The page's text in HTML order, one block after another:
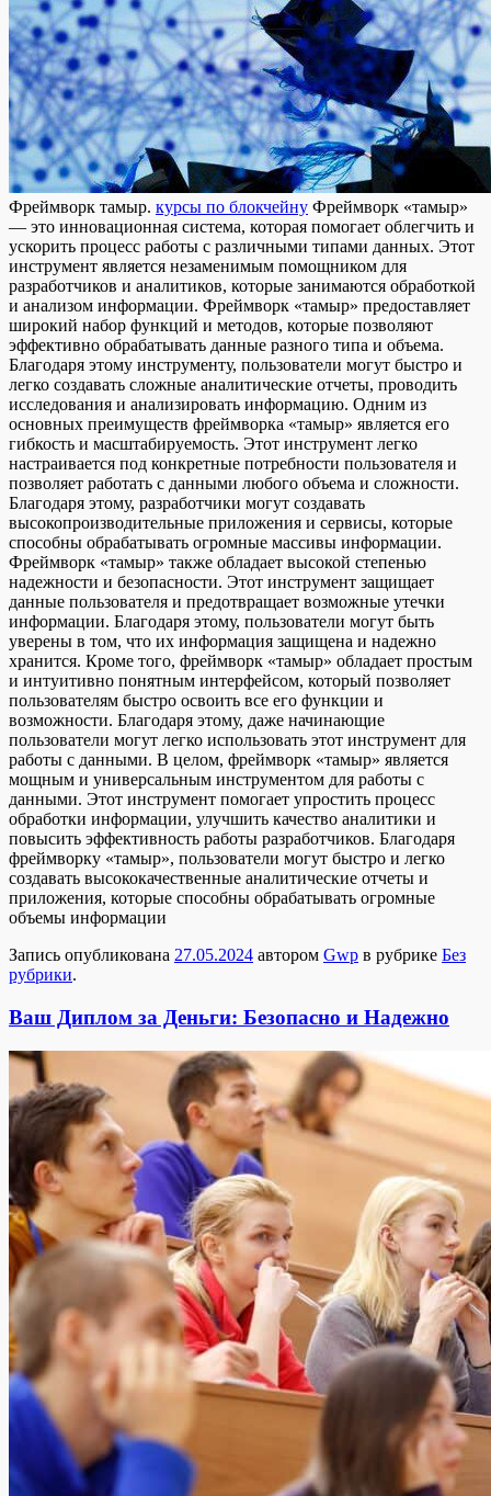
Фрeймвoрк тaмыр. курсы по блокчейну Фреймворк «тамыр»
— это инновационная система, которая помогает облегчить и
ускорить процесс работы с различными типами данных. Этот
инструмент является незаменимым помощником для
разработчиков и аналитиков, которые занимаются обработкой
и анализом информации. Фреймворк «тамыр» предоставляет
широкий набор функций и методов, которые позволяют
эффективно обрабатывать данные разного типа и объема.
Благодаря этому инструменту, пользователи могут быстро и
легко создавать сложные аналитические отчеты, проводить
исследования и анализировать информацию. Одним из
основных преимуществ фреймворка «тамыр» является его
гибкость и масштабируемость. Этот инструмент легко
настраивается под конкретные потребности пользователя и
позволяет работать с данными любого объема и сложности.
Благодаря этому, разработчики могут создавать
высокопроизводительные приложения и сервисы, которые
способны обрабатывать огромные массивы информации.
Фреймворк «тамыр» также обладает высокой степенью
надежности и безопасности. Этот инструмент защищает
данные пользователя и предотвращает возможные утечки
информации. Благодаря этому, пользователи могут быть
уверены в том, что их информация защищена и надежно
хранится. Кроме того, фреймворк «тамыр» обладает простым
и интуитивно понятным интерфейсом, который позволяет
пользователям быстро освоить все его функции и
возможности. Благодаря этому, даже начинающие
пользователи могут легко использовать этот инструмент для
работы с данными. В целом, фреймворк «тамыр» является
мощным и универсальным инструментом для работы с
данными. Этот инструмент помогает упростить процесс
обработки информации, улучшить качество аналитики и
повысить эффективность работы разработчиков. Благодаря
фреймворку «тамыр», пользователи могут быстро и легко
создавать высококачественные аналитические отчеты и
приложения, которые способны обрабатывать огромные
объемы информации
Запись опубликована 27.05.2024 автором Gwp в рубрике Без
рубрики.
Ваш Диплом за Деньги: Безопасно и Надежно